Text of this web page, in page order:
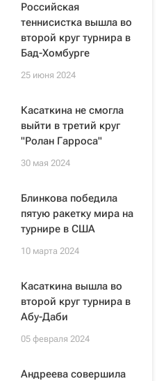
Российская
теннисистка вышла во
второй круг турнира в
Бад-Хомбурге
25 июня 2024
Касаткина не смогла
выйти в третий круг
"Ролан Гарроса"
30 мая 2024
Блинкова победила
пятую ракетку мира на
турнире в США
10 марта 2024
Касаткина вышла во
второй круг турнира в
Абу-Даби
05 февраля 2024
Андреева совершила